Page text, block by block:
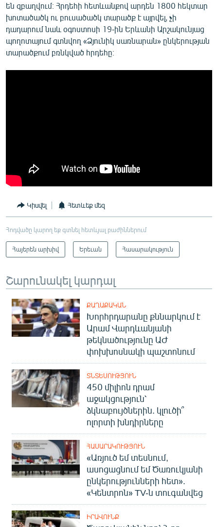
են զբաղվում։ Հրդեհի հետևանքով արդեն 1800 հեկտար
խոտածածկ ու բուսածածկ տարածք է այրվել, չի
դադարում նաև օգոստոսի 19-ին Երևանի Արշակունյաց
պողոտայում գտնվող «Ձյունիկ սառնարան» ընկերության
տարածքում բռնկված հրդեհը։
Կիսվել Հետևեք մեզ
Հոդվածը կարող եք գտնել հետևյալ բաժիններում
Հայերեն արխիվ Երեւան Հասարակություն
Շարունակել կարդալ
ՔԱՂԱՔԱԿԱՆ
Խորհրդարանը քննարկում է
Արամ Վարդևանյանի
թեկնածությունը ԱԺ
փոխխոսնակի պաշտոնում
ՏՆՏԵՍՈՒԹՅՈՒՆ
450 միլիոն դրամ
աջակցություն՝
ձկնաբույծներին. կլուծի՞
ոլորտի խնդիրները
ՀԱՍԱՐԱԿՈՒԹՅՈՒՆ
«Առյուծ եմ տեսնում,
ասոցացնում եմ Ծառուկյանի
ընկերությունների հետ».
«Կենտրոն» TV-ն տուգանվեց
ԻՐԱՎՈՒՆՔ